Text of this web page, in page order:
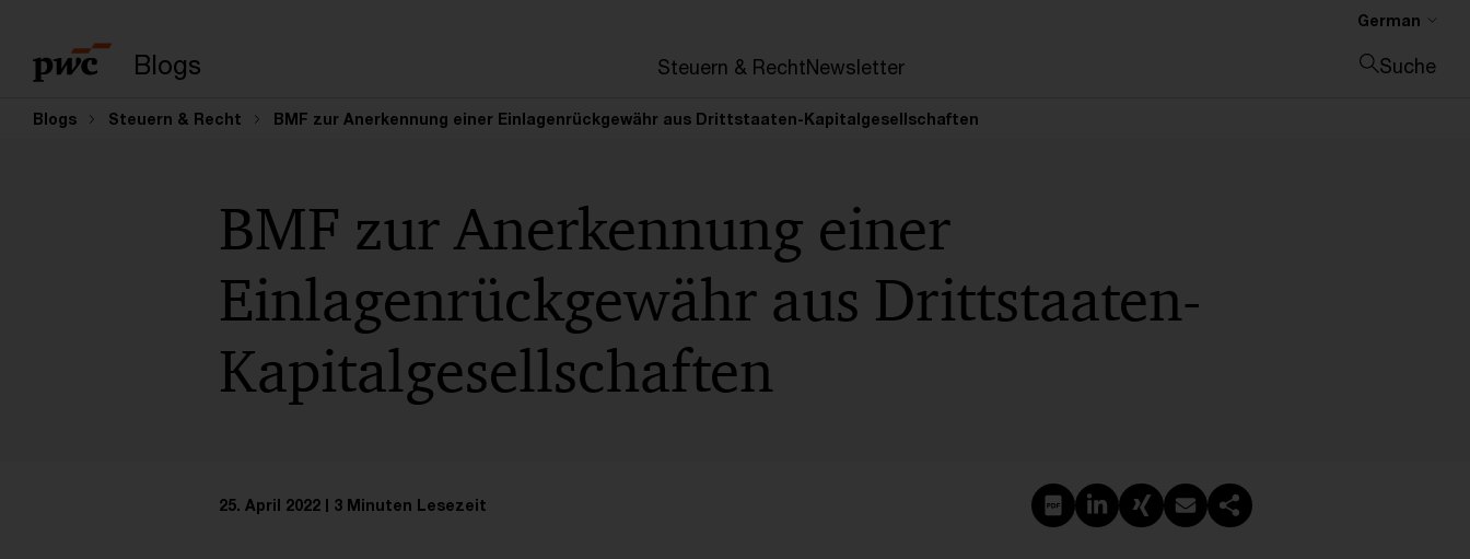
Blogs Steuern & RechtNewsletter
German
Suche
Blogs Steuern & Recht BMF zur Anerkennung einer Einlagenrückgewähr aus Drittstaaten-Kapitalgesellschaften
BMF zur Anerkennung einer
Einlagenrückgewähr aus Drittstaaten-
Kapitalgesellschaften
25. April 2022 3 Minuten Lesezeit PDF erstellen
Auf LinkedIn teilen
Auf Xing teilen
Per E-Mail teilen
Link kopieren